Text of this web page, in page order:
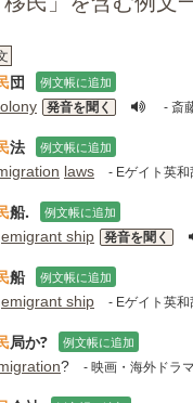
団 例文帳に追加
発音を聞く - 斎
法 例文帳に追加
laws - Eゲイト英和
船. 例文帳に追加
emigrant ship 発音を聞く
船 例文帳に追加
emigrant ship - Eゲイト英和
局か? 例文帳に追加
? - 映画・海外ドラ